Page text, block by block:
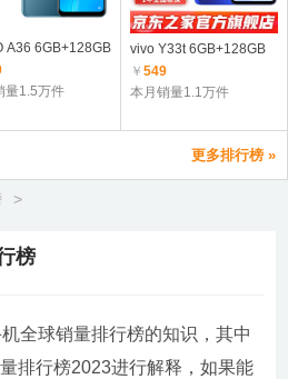
A36 6GB+128GB
量1.5万件
vivo Y33t 6GB+128GB
￥549
本月销量1.1万件
更多排行榜 »
>
榜
全球销量排行榜的知识，其中
排行榜2023进行解释，如果能